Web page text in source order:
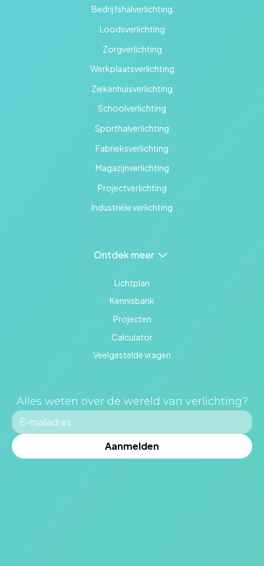
Bedrijfshalverlichting
Loodsverlichting
Zorgverlichting
Werkplaatsverlichting
Ziekenhuisverlichting
Schoolverlichting
Sporthalverlichting
Fabrieksverlichting
Magazijnverlichting
Projectverlichting
Industriële verlichting
Ontdek meer
Lichtplan
Kennisbank
Projecten
Calculator
Veelgestelde vragen
Alles weten over de wereld van verlichting?